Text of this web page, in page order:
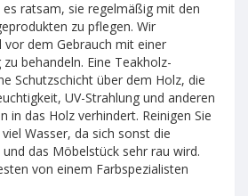
ratsam, sie regelmäßig mit den
zu pflegen. Wir
dem Gebrauch mit einer
behandeln. Eine Teakholz-
Schutzschicht über dem Holz, die
UV-Strahlung und anderen
in das Holz verhindert. Reinigen Sie
Wasser, da sich sonst die
das Möbelstück sehr rau wird.
von einem Farbspezialisten